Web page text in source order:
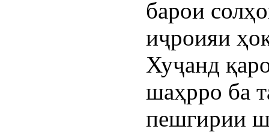
барои
иҷроияи
Хуҷанд
шаҳрро ба
пешгирии